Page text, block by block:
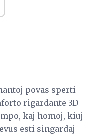
povas sperti
rigardante 3D-
kaj homoj, kiuj
esti singardaj